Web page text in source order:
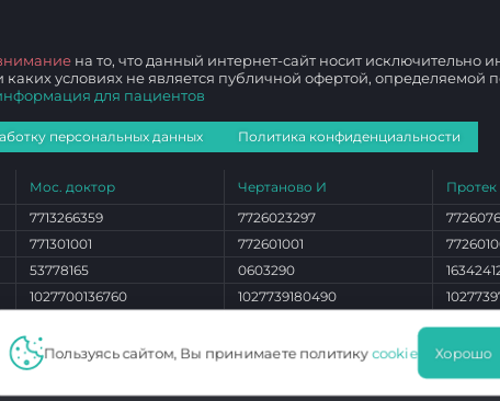
на то, что данный интернет-сайт носит исключительно
каких условиях не является публичной офертой, определяемой
для пациентов
персональных данных Политика конфиденциальности
Мос. доктор
7713266359
771301001
53778165
1027700136760
Чертаново И
7726023297
772601001
0603290
1027739180490
Протек
ЛО 77
Пользуясь сайтом, Вы принимаете политикуcookie Хорошо